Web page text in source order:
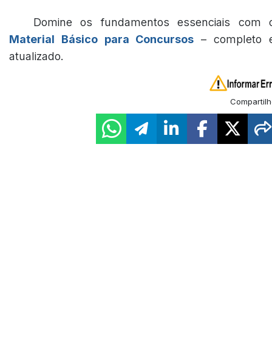
Domine os fundamentos essenciais com
Material Básico para Concursos – completo
atualizado.